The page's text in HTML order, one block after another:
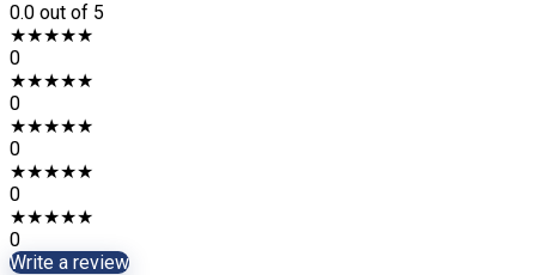
0.0 out of 5
★★★★★
0
★★★★★
0
★★★★★
0
★★★★★
0
★★★★★
0
Write a review